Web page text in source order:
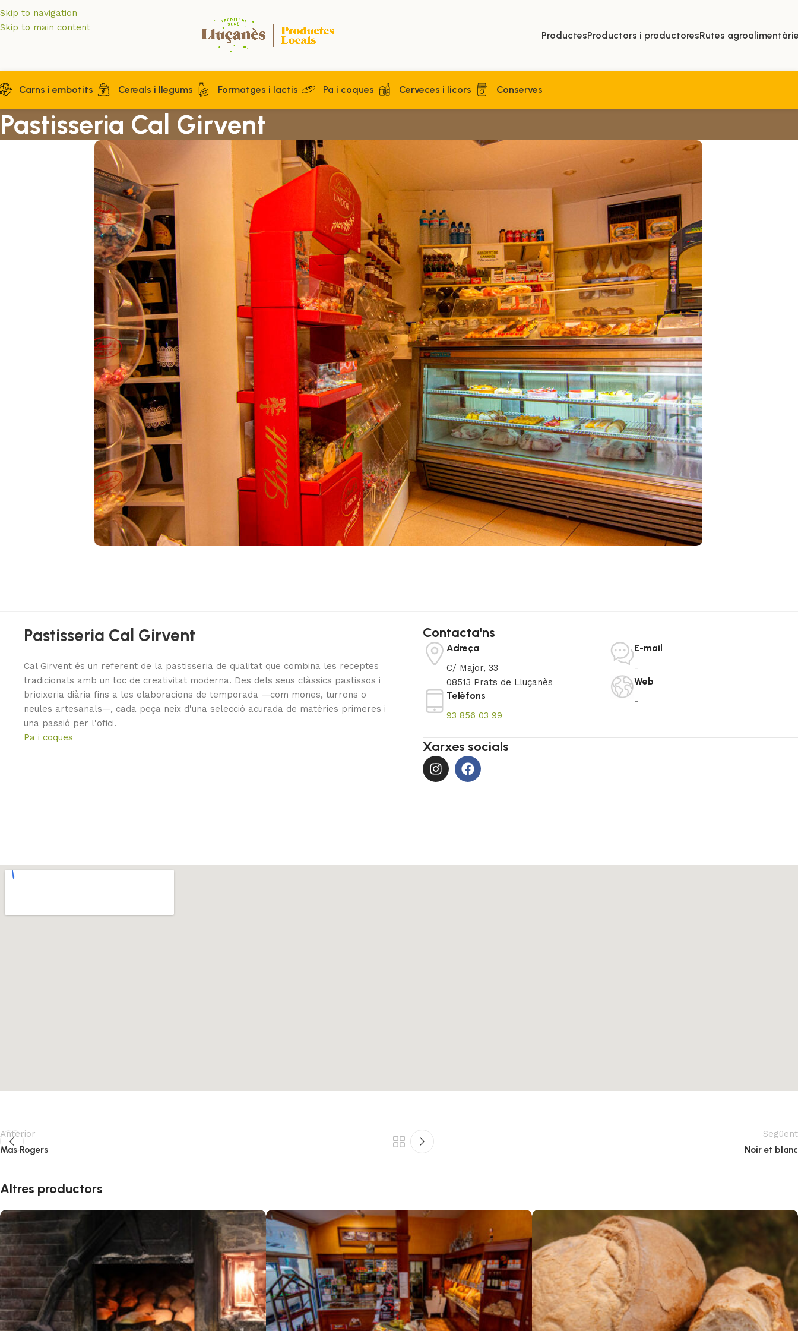
Skip to navigation
Skip to main content
ProductesProductors i productoresRutes
Carns i embotits Cereals i llegums Formatges i lactis Pa i coques Cerveces i licors Conserves
Pastisseria Cal Girvent
Pastisseria Cal Girvent
Cal Girvent és un referent de la pastisseria de qualitat que combina les receptes
tradicionals amb un toc de creativitat moderna. Des dels seus clàssics pastissos i
brioixeria diària fins a les elaboracions de temporada —com mones, turrons o
neules artesanals—, cada peça neix d'una selecció acurada de matèries primeres i
una passió per l'ofici.
Pa i coques
Contacta'ns
Adreça
C/ Major, 33
08513 Prats de Lluçanès
Telèfons
93 856 03 99
E-mail
-
Web
-
Xarxes socials
Anterior
Mas Rogers
Següent
Noir et blanc
Altres productors